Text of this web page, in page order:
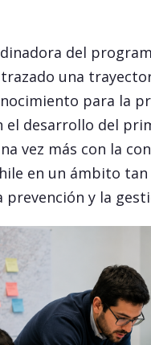
del
una
para la
el desarrollo del
vez más con la
en un ámbito
prevención y la